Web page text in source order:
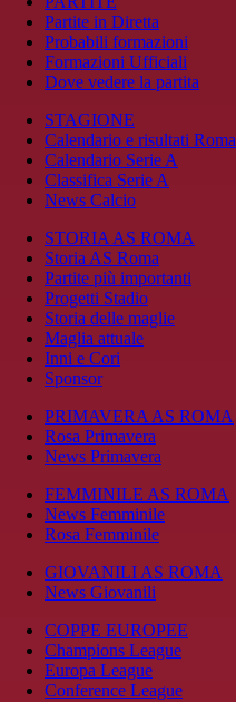
Partite in Diretta
Probabili formazioni
Formazioni Ufficiali
Dove vedere la partita
STAGIONE
Calendario e risultati Roma
Calendario Serie A
Classifica Serie A
News Calcio
STORIA AS ROMA
Storia AS Roma
Partite più importanti
Progetti Stadio
Storia delle maglie
Maglia attuale
Inni e Cori
Sponsor
PRIMAVERA AS ROMA
Rosa Primavera
News Primavera
FEMMINILE AS ROMA
News Femminile
Rosa Femminile
GIOVANILI AS ROMA
News Giovanili
COPPE EUROPEE
Champions League
Europa League
Conference League